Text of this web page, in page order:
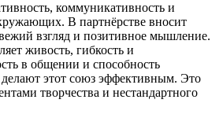
коммуникативность и
В партнёрстве вносит
взгляд и позитивное мышление.
живость, гибкость и
в общении и способность
этот союз эффективным. Это
творчества и нестандартного